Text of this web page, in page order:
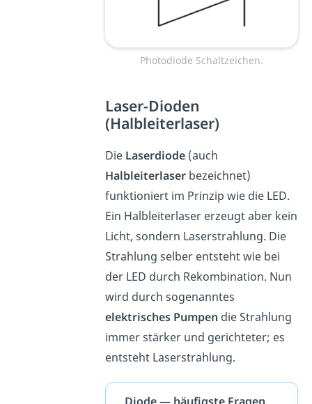
Photodiode Schaltzeichen.
Laser-Dioden
(Halbleiterlaser)
Die Laserdiode(auch
Halbleiterlaserbezeichnet)
funktioniert im Prinzip wie die LED.
Ein Halbleiterlaser erzeugt aber kein
Licht, sondern Laserstrahlung. Die
Strahlung selber entsteht wie bei
der LED durch Rekombination. Nun
wird durch sogenanntes
elektrisches Pumpen die Strahlung
immer stärker und gerichteter; es
entsteht Laserstrahlung.